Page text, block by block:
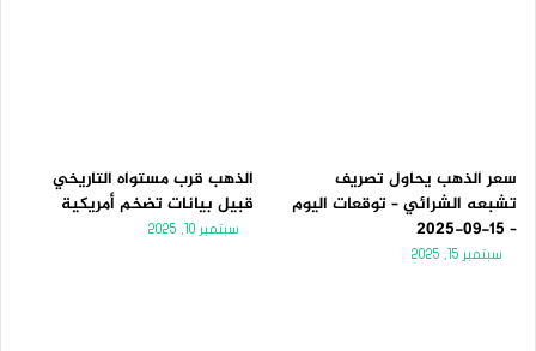
سعر الذهب يحاول تصريف
تشبعه الشرائي – توقعات اليوم
– 15-09-2025
سبتمبر 15, 2025
الذهب قرب مستواه التاريخي
قبيل بيانات تضخم أمريكية
سبتمبر 10, 2025